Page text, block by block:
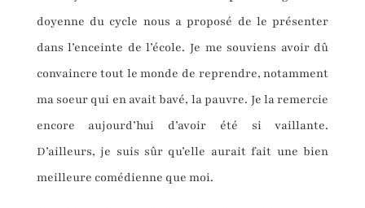
doyenne du cycle nous a proposé de le présenter
dans l’enceinte de l’école. Je me souviens avoir dû
convaincre tout le monde de reprendre, notamment
ma soeur qui en avait bavé, la pauvre. Je la remercie
encore aujourd’hui d’avoir été si vaillante.
D’ailleurs, je suis sûr qu’elle aurait fait une bien
meilleure comédienne que moi.